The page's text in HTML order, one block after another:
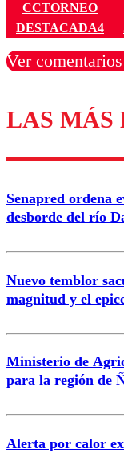
CCTORNEO
DESTACADA4
Ver comentarios
Los
Correo
LAS MÁS
Senapred ordena
desborde del río
Nuevo temblor
magnitud y el
Ministerio de
para la región de
Alerta por calor